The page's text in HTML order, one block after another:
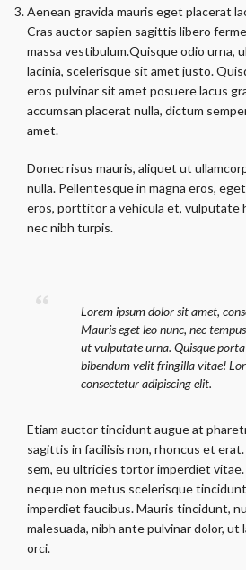
Aenean gravida mauris eget placerat
Cras auctor sapien sagittis libero
massa vestibulum.Quisque odio urna,
lacinia, scelerisque sit amet justo.
eros pulvinar sit amet posuere lacus
accumsan placerat nulla, dictum
amet.
Donec risus mauris, aliquet ut
nulla. Pellentesque in magna eros,
eros, porttitor a vehicula et, vulputate
nec nibh turpis.
Lorem ipsum dolor sit amet,
Mauris eget leo nunc, nec
ut vulputate urna. Quisque
bibendum velit fringilla vitae!
consectetur adipiscing elit.
Etiam auctor tincidunt augue at
sagittis in facilisis non, rhoncus et
sem, eu ultricies tortor imperdiet
neque non metus scelerisque
imperdiet faucibus. Mauris tincidunt,
malesuada, nibh ante pulvinar dolor, ut
orci.